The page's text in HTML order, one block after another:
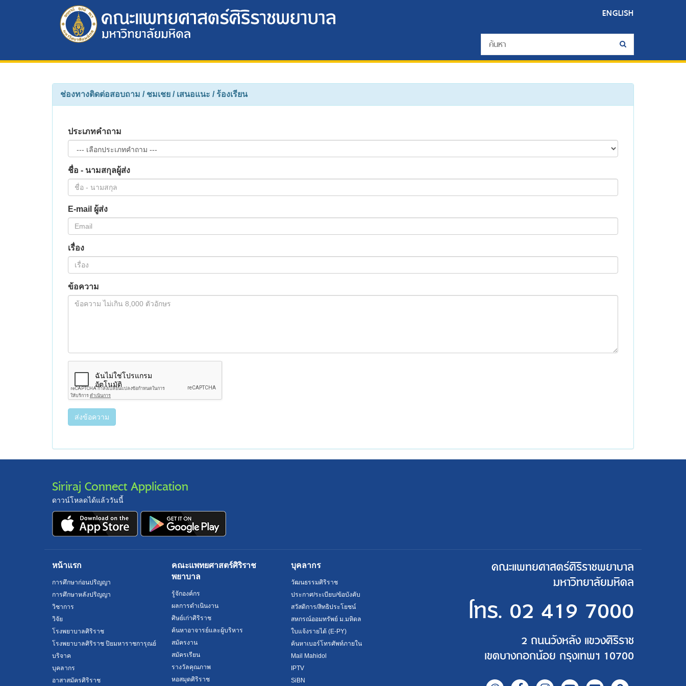
ENGLISH
ช่องทางติดต่อสอบถาม / ชมเชย / เสนอแนะ / ร้องเรียน
ประเภทคำถาม
ชื่อ - นามสกุลผู้ส่ง
E-mail ผู้ส่ง
เรื่อง
ข้อความ
ส่งข้อความ
Siriraj Connect Application
ดาวน์โหลดได้แล้ววันนี้
หน้าแรก
การศึกษาก่อนปริญญา
การศึกษาหลังปริญญา
วิชาการ
วิจัย
โรงพยาบาลศิริราช
โรงพยาบาลศิริราช ปิยมหาราชการุณย์
บริจาค
บุคลากร
อาสาสมัครศิริราช
คณะแพทยศาสตร์ศิริราช
พยาบาล
รู้จักองค์กร
ผลการดำเนินงาน
ศิษย์เก่าศิริราช
ค้นหาอาจารย์และผู้บริหาร
สมัครงาน
สมัครเรียน
รางวัลคุณภาพ
หอสมุดศิริราช
บุคลากร
วัฒนธรรมศิริราช
ประกาศ/ระเบียบ/ข้อบังคับ
สวัสดิการ/สิทธิประโยชน์
สหกรณ์ออมทรัพย์ ม.มหิดล
ใบแจ้งรายได้ (E-PY)
ค้นหาเบอร์โทรศัพท์ภายใน
Mail Mahidol
IPTV
SiBN
คณะแพทยศาสตร์ศิริราชพยาบาล
มหาวิทยาลัยมหิดล
โทร. 02 419 7000
2 ถนนวังหลัง แขวงศิริราช
เขตบางกอกน้อย กรุงเทพฯ 10700